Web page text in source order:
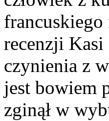
francuskiego
recenzji Kasi
czynienia z
jest bowiem
zginął w